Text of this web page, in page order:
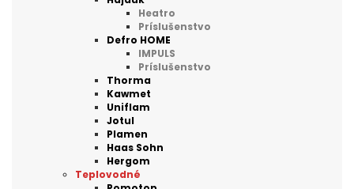
Heatro
Príslušenstvo
Defro HOME
IMPULS
Príslušenstvo
Thorma
Kawmet
Uniflam
Jotul
Plamen
Haas Sohn
Hergom
Teplovodné